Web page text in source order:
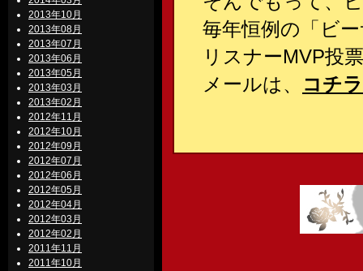
2013年10月
2013年08月
2013年07月
2013年06月
2013年05月
2013年03月
2013年02月
2012年11月
2012年10月
2012年09月
2012年07月
2012年06月
2012年05月
2012年04月
2012年03月
2012年02月
2011年11月
2011年10月
毎年恒例の「ビ
リスナーMVP投
メールは、
コチラ